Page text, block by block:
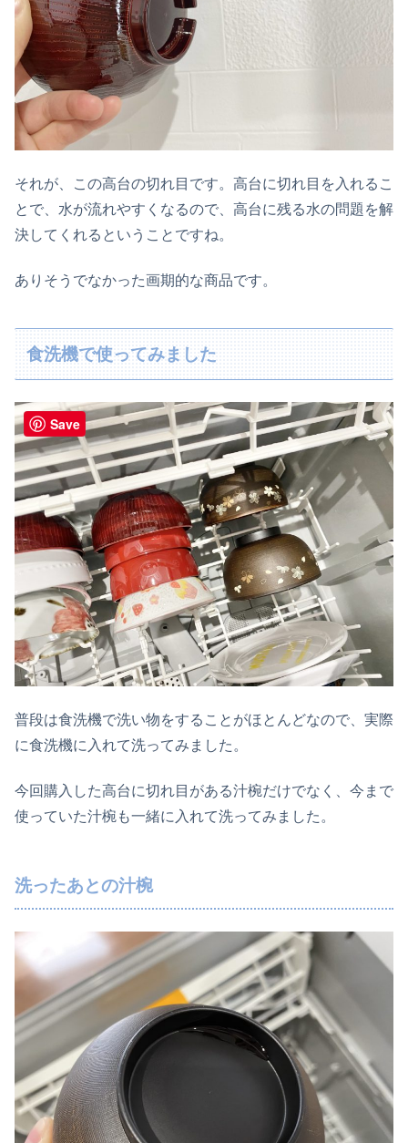
それが、この高台の切れ目です。高台に切れ目を入れるこ
とで、水が流れやすくなるので、高台に残る水の問題を解
決してくれるということですね。
ありそうでなかった画期的な商品です。
食洗機で使ってみました
普段は食洗機で洗い物をすることがほとんどなので、実際
に食洗機に入れて洗ってみました。
今回購入した高台に切れ目がある汁椀だけでなく、今まで
使っていた汁椀も一緒に入れて洗ってみました。
洗ったあとの汁椀
Save